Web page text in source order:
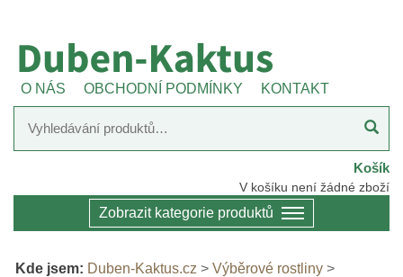
O NÁS OBCHODNÍ PODMÍNKY KONTAKT
Košík
V košíku není žádné zboží
Zobrazit kategorie produktů
Kde jsem: Duben-Kaktus.cz > Výběrové rostliny >